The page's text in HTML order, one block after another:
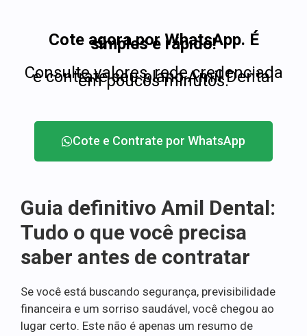
Cote agora por WhatsApp. É
simples e rápido!
Consulte valores, rede credenciada
e contrate seu plano Amil Dental
em poucos minutos.
Cote e Contrate por WhatsApp
Guia definitivo Amil Dental:
Tudo o que você precisa
saber antes de contratar
Se você está buscando segurança, previsibilidade
financeira e um sorriso saudável, você chegou ao
lugar certo. Este não é apenas um resumo de